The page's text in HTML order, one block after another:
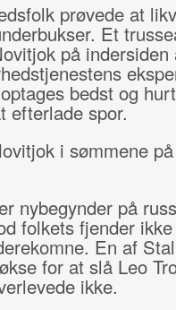
prøvede at
Et
på indersiden
bedst og
efterlade spor.
i sømmene
nybegynder på
folkets fjender
En af
for at slå Leo
ikke.